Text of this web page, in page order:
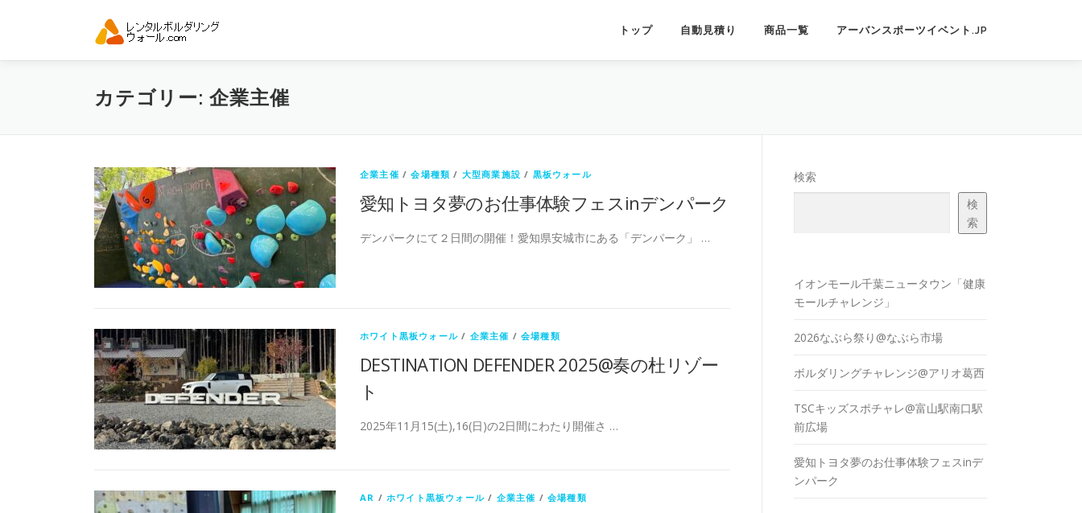
ン
トップ 自動見積り 商品一覧 アーバンスポーツイベント.JP
カテゴリー: 企業主催
企業主催 /会場種類 / 大型商業施設 / 黒板ウォール
愛知トヨタ夢のお仕事体験フェスinデンパーク
デンパークにて２日間の開催！愛知県安城市にある「デンパーク」 …
ホワイト黒板ウォール / 企業主催 /会場種類
DESTINATION DEFENDER 2025@奏の杜リゾー
ト
2025年11月15(土),16(日)の2日間にわたり開催さ …
AR /ホワイト黒板ウォール / 企業主催 /会場種類
検索
検
索
イオンモール千葉ニュータウン「健康
モールチャレンジ」
2026なぶら祭り@なぶら市場
ボルダリングチャレンジ@アリオ葛西
TSCキッズスポチャレ@富山駅南口駅
前広場
愛知トヨタ夢のお仕事体験フェスinデ
ンパーク